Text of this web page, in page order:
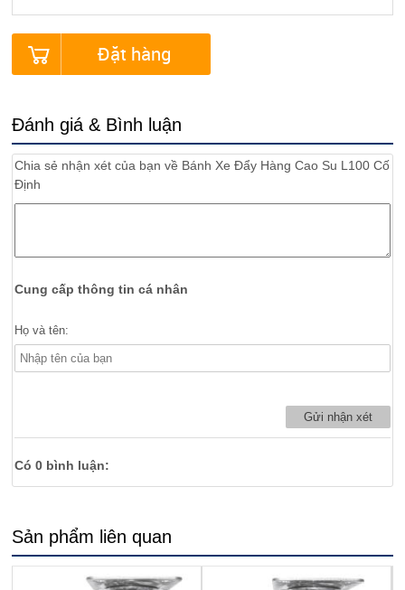
Đặt hàng
Đánh giá & Bình luận
Chia sẻ nhận xét của bạn về Bánh Xe Đẩy Hàng Cao Su L100 Cố
Định
Cung cấp thông tin cá nhân
Họ và tên:
Có0 bình luận:
Sản phẩm liên quan